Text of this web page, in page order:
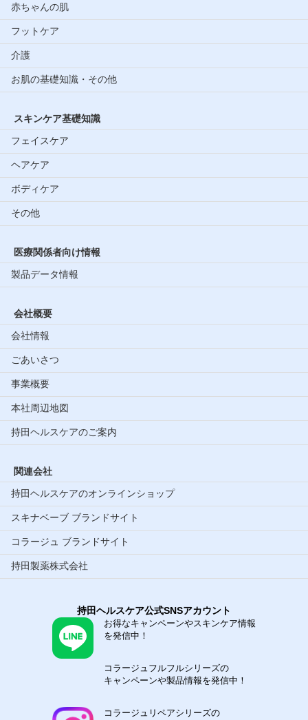
赤ちゃんの肌
フットケア
介護
お肌の基礎知識・その他
スキンケア基礎知識
フェイスケア
ヘアケア
ボディケア
その他
医療関係者向け情報
製品データ情報
会社概要
会社情報
ごあいさつ
事業概要
本社周辺地図
持田ヘルスケアのご案内
関連会社
持田ヘルスケアのオンラインショップ
スキナベーブ ブランドサイト
コラージュ ブランドサイト
持田製薬株式会社
持田ヘルスケア公式SNSアカウント
お得なキャンペーンやスキンケア情報
を発信中！
コラージュフルフルシリーズの
キャンペーンや製品情報を発信中！
コラージュリペアシリーズの